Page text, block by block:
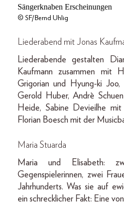
© SF/Bernd Uhlig
Liederabend mit Jonas
Liederabende gestalten
Kaufmann zusammen mit
Grigorian und Hyung-ki Joo,
Gerold Huber, Andrè
Heide, Sabine Devieilhe
Florian Boesch mit der
Maria Stuarda
Maria und Elisabeth:
Gegenspielerinnen, zwei
Jahrhunderts. Was sie auf
ein schrecklicher Fakt: Eine